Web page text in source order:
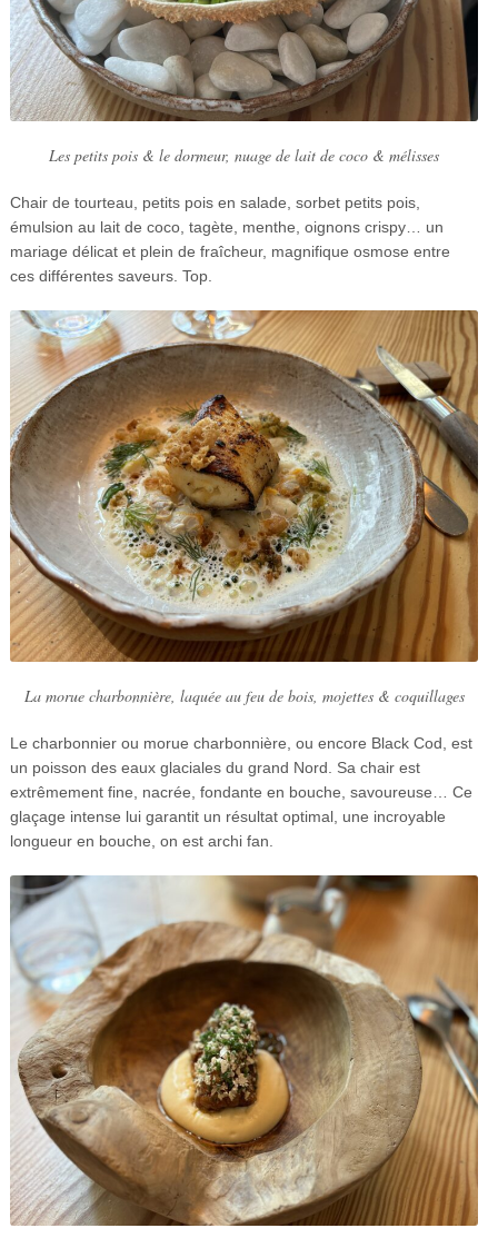
Les petits pois & le dormeur, nuage de lait de coco & mélisses
Chair de tourteau, petits pois en salade, sorbet petits pois,
émulsion au lait de coco, tagète, menthe, oignons crispy… un
mariage délicat et plein de fraîcheur, magnifique osmose entre
ces différentes saveurs. Top.
La morue charbonnière, laquée au feu de bois, mojettes & coquillages
Le charbonnier ou morue charbonnière, ou encore Black Cod, est
un poisson des eaux glaciales du grand Nord. Sa chair est
extrêmement fine, nacrée, fondante en bouche, savoureuse… Ce
glaçage intense lui garantit un résultat optimal, une incroyable
longueur en bouche, on est archi fan.